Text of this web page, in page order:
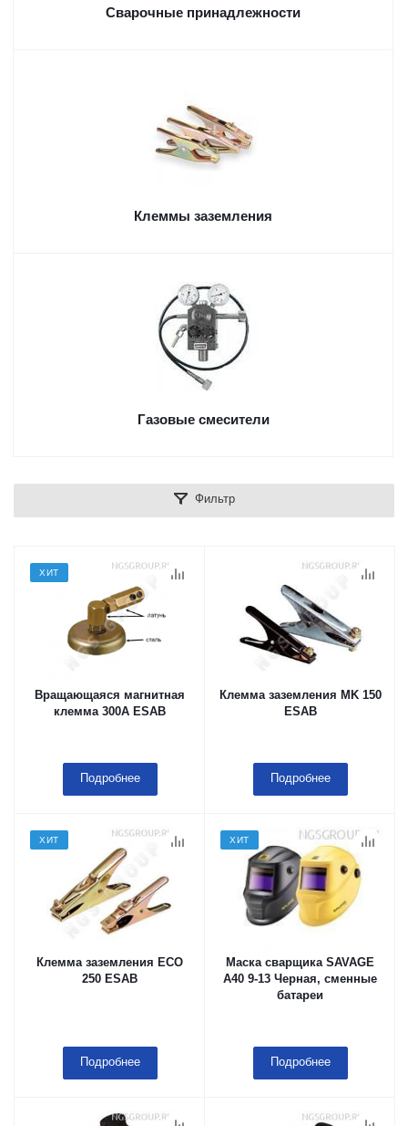
Сварочные принадлежности
Клеммы заземления
Газовые смесители
Фильтр
ХИТ
Вращающаяся магнитная
клемма 300А ESAB
Подробнее
Клемма заземления MK 150
ESAB
Подробнее
ХИТ
Клемма заземления ECO
250 ESAB
Подробнее
ХИТ
Маска сварщика SAVAGE
A40 9-13 Черная, сменные
батареи
Подробнее